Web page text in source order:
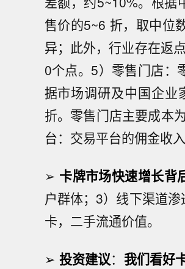
售价的5~6 折，取中位
异；此外，行业存在返
0个点。5）零售门店：
据市场调研及中国企业
折。零售门店主要成本
台：交易平台的佣金收入
➢ 卡牌市场快速增长背
户群体；3）线下渠道
卡，二手流通价值。
➢ 投资建议： 我们看好